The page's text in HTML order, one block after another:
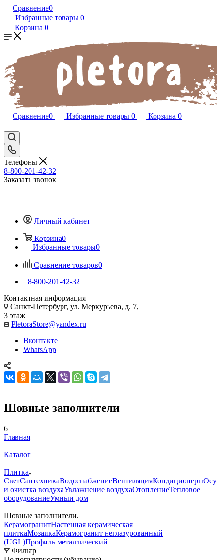
Сравнение0
Избранные товары 0
Корзина 0
Сравнение0 Избранные товары 0 Корзина 0
Телефоны
8-800-201-42-32
Заказать звонок
Личный кабинет
Корзина0
Избранные товары0
Сравнение товаров0
8-800-201-42-32
Контактная информация
Санкт-Петербург, ул. Меркурьева, д. 7,
3 этаж
PletoraStore@yandex.ru
Вконтакте
WhatsApp
Шовные заполнители
6
Главная
—
Каталог
—
Плитка
СветСантехникаВодоснабжениеВентиляцияКондиционеры
и очистка воздухаУвлажнение воздухаОтоплениеТепловое
оборудованиеУмный дом
—
Шовные заполнители
КерамогранитНастенная керамическая
плиткаМозаикаКерамогранит неглазурованный
(UGL)Профиль металлический
Фильтр